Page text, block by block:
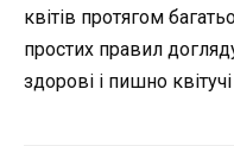
квітів протягом
простих правил
здорові і пишно